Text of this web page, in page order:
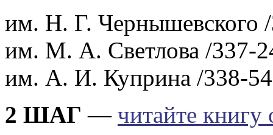
им. Н. Г. Чернышевского
им. М. А. Светлова /337-
им. А. И. Куприна /338-
2 ШАГ — читайте книгу